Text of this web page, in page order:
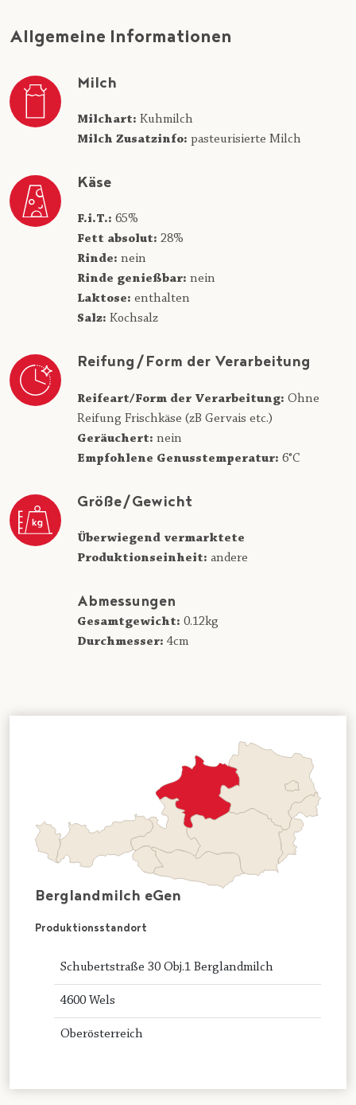
Allgemeine Informationen
Milch
Milchart: Kuhmilch
Milch Zusatzinfo: pasteurisierte Milch
Käse
F.i.T.: 65%
Fett absolut: 28%
Rinde: nein
Rinde genießbar: nein
Laktose: enthalten
Salz: Kochsalz
Reifung/Form der Verarbeitung
Reifeart/Form der Verarbeitung: Ohne
Reifung Frischkäse (zB Gervais etc.)
Geräuchert: nein
Empfohlene Genusstemperatur: 6°C
Größe/Gewicht
Überwiegend vermarktete
Produktionseinheit: andere
Abmessungen
Gesamtgewicht: 0.12kg
Durchmesser: 4cm
Berglandmilch eGen
Produktionsstandort
Schubertstraße 30 Obj.1 Berglandmilch
4600 Wels
Oberösterreich